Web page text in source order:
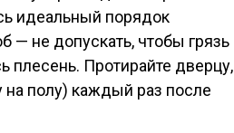
идеальный порядок
— не допускать, чтобы грязь
плесень. Протирайте дверцу,
на полу) каждый раз после